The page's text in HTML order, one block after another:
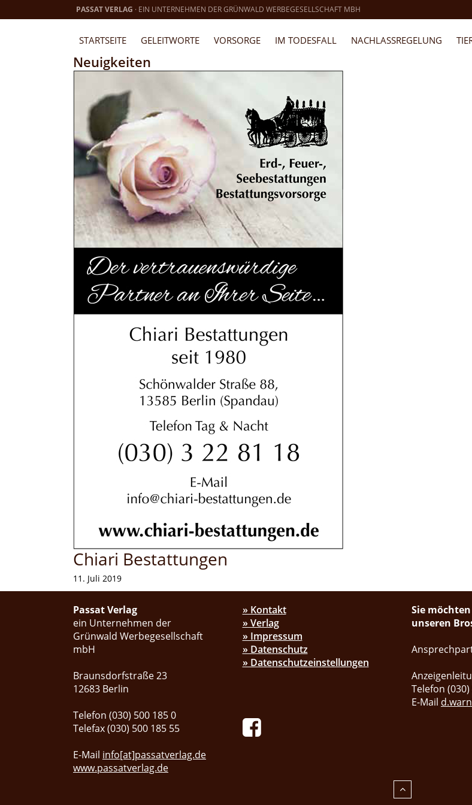
PASSAT VERLAG · EIN UNTERNEHMEN DER GRÜNWALD WERBEGESELLSCHAFT MBH
STARTSEITE GELEITWORTE VORSORGE IM TODESFALL NACHLASSREGELUNG
Neuigkeiten
Chiari Bestattungen
11. Juli 2019
Passat Verlag
ein Unternehmen der
Grünwald Werbegesellschaft
mbH
Braunsdorfstraße 23
12683 Berlin
Telefon (030) 500 185 0
Telefax (030) 500 185 55
E-Mail info[at]passatverlag.de
www.passatverlag.de
» Kontakt
» Verlag
» Impressum
» Datenschutz
» Datenschutzeinstellungen
Sie
unseren
Telefon
E-Mail